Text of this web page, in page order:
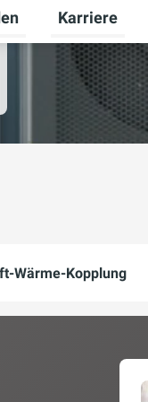
Untermenü
Karriere
Wärme-Kopplung